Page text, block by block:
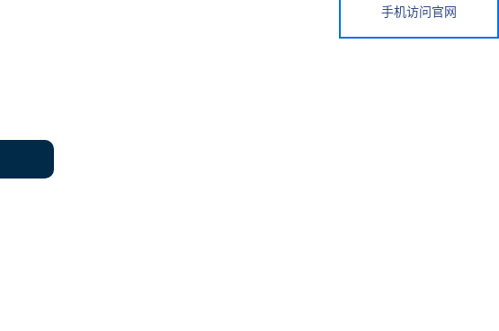
手机访问官网